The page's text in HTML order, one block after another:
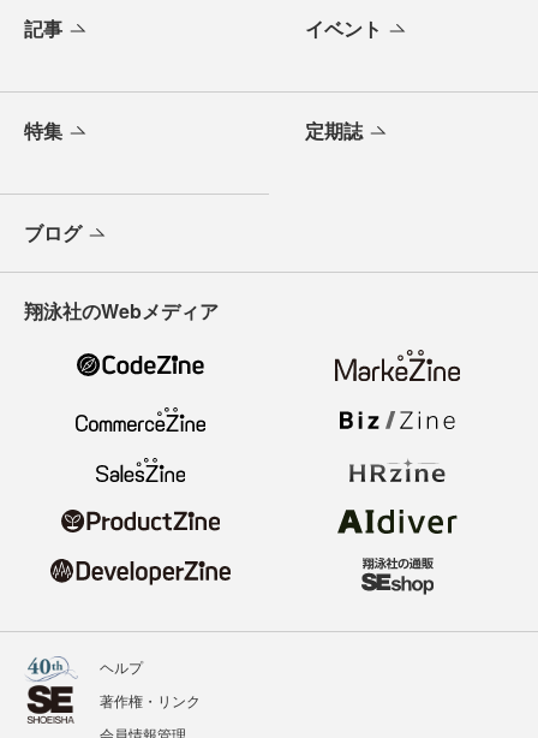
記事 イベント
特集 定期誌
ブログ
翔泳社のWebメディア
ヘルプ
著作権・リンク
会員情報管理